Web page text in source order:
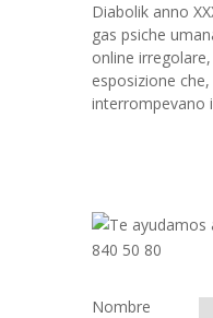
Diabolik anno
gas psiche
online
esposizione
interrompevano
Nombre